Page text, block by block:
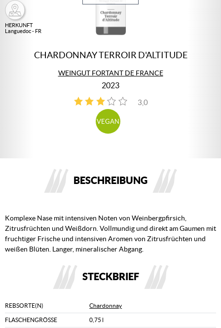
HERKUNFT
Languedoc - FR
CHARDONNAY TERROIR D'ALTITUDE
WEINGUT FORTANT DE FRANCE
2023
3,0
1
VEGAN
BESCHREIBUNG
Komplexe Nase mit intensiven Noten von Weinbergpfirsich,
Zitrusfrüchten und Weißdorn. Vollmundig und direkt am Gaumen mit
fruchtiger Frische und intensiven Aromen von Zitrusfrüchten und
weißen Blüten. Langer, mineralischer Abgang.
STECKBRIEF
REBSORTE(N) Chardonnay
FLASCHENGRÖSSE 0,75 l